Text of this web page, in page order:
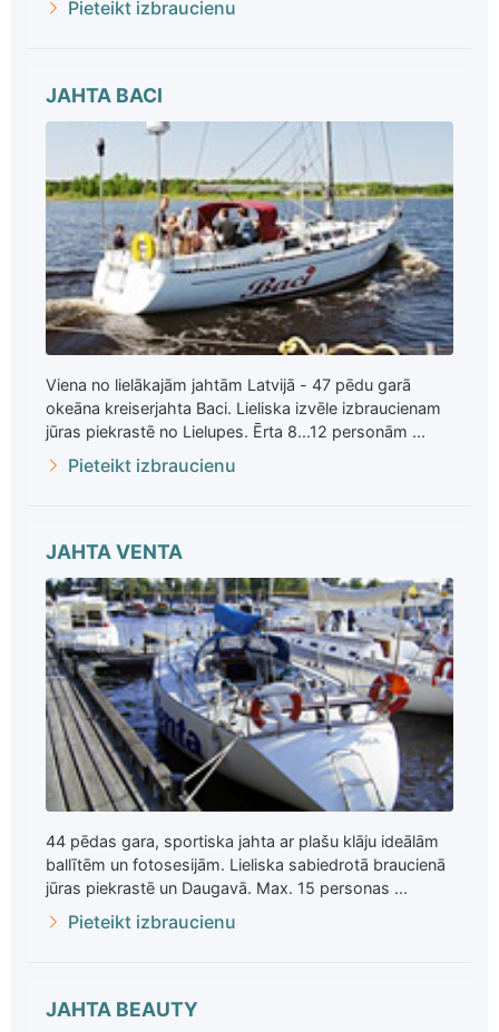
Pieteikt izbraucienu
JAHTA BACI
Viena no lielākajām jahtām Latvijā - 47 pēdu garā
okeāna kreiserjahta Baci. Lieliska izvēle izbraucienam
jūras piekrastē no Lielupes. Ērta 8...12 personām ...
Pieteikt izbraucienu
JAHTA VENTA
44 pēdas gara, sportiska jahta ar plašu klāju ideālām
ballītēm un fotosesijām. Lieliska sabiedrotā braucienā
jūras piekrastē un Daugavā. Max. 15 personas ...
Pieteikt izbraucienu
JAHTA BEAUTY